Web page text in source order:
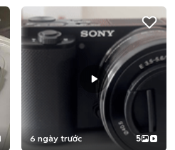
6 ngày trước 5